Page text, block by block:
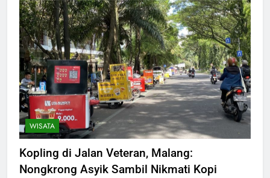
WISATA
Kopling di Jalan Veteran, Malang:
Nongkrong Asyik Sambil Nikmati Kopi